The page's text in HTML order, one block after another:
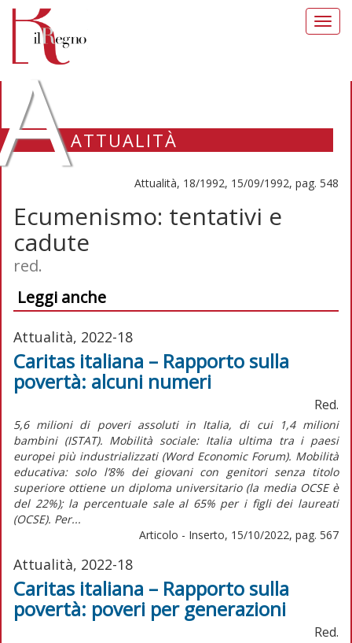
ATTUALITÀ
Attualità, 18/1992, 15/09/1992, pag. 548
Ecumenismo: tentativi e
cadute
red.
Leggi anche
Attualità, 2022-18
Caritas italiana – Rapporto sulla
povertà: alcuni numeri
Red.
5,6 milioni di poveri assoluti in Italia, di cui 1,4 milioni
bambini (ISTAT). Mobilità sociale: Italia ultima tra i paesi
europei più industrializzati (Word Economic Forum). Mobilità
educativa: solo l’8% dei giovani con genitori senza titolo
superiore ottiene un diploma universitario (la media OCSE è
del 22%); la percentuale sale al 65% per i figli dei laureati
(OCSE). Per...
Articolo - Inserto, 15/10/2022, pag. 567
Attualità, 2022-18
Caritas italiana – Rapporto sulla
povertà: poveri per generazioni
Red.